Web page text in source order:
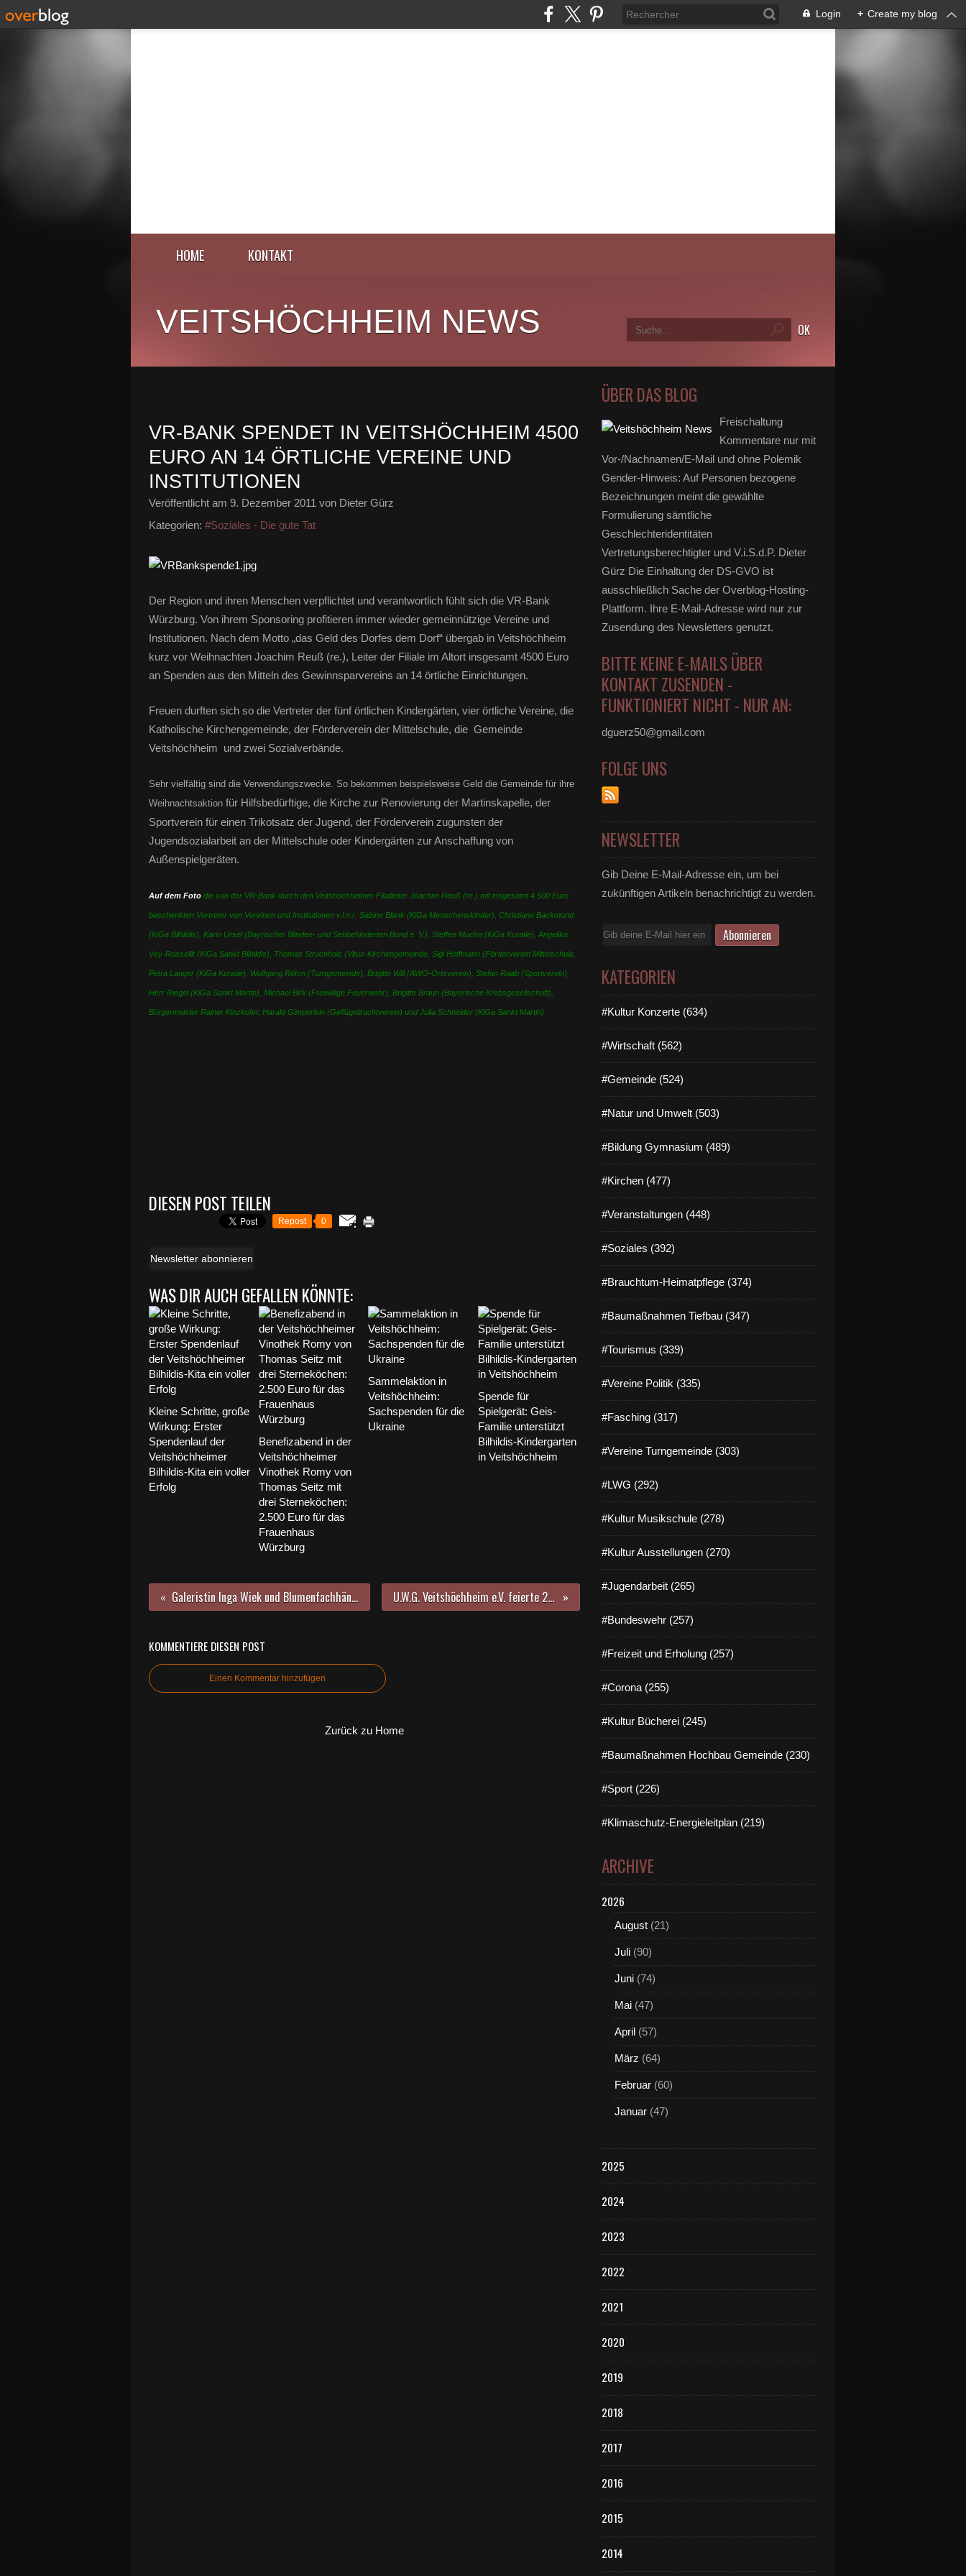
Login + Create my blog
HOME KONTAKT
VEITSHÖCHHEIM NEWS
VR-BANK SPENDET IN VEITSHÖCHHEIM 4500
EURO AN 14 ÖRTLICHE VEREINE UND
INSTITUTIONEN
Veröffentlicht am 9. Dezember 2011 von Dieter Gürz
Kategorien: #Soziales - Die gute Tat
Der Region und ihren Menschen verpflichtet und verantwortlich fühlt sich die VR-Bank
Würzburg. Von ihrem Sponsoring profitieren immer wieder gemeinnützige Vereine und
Institutionen. Nach dem Motto „das Geld des Dorfes dem Dorf“ übergab in Veitshöchheim
kurz vor Weihnachten Joachim Reuß (re.), Leiter der Filiale im Altort insgesamt 4500 Euro
an Spenden aus den Mitteln des Gewinnsparvereins an 14 örtliche Einrichtungen.
Freuen durften sich so die Vertreter der fünf örtlichen Kindergärten, vier örtliche Vereine, die
Katholische Kirchengemeinde, der Förderverein der Mittelschule, die Gemeinde
Veitshöchheim und zwei Sozialverbände.
Sehr vielfältig sind die Verwendungszwecke. So bekommen beispielsweise Geld die Gemeinde für ihre
Weihnachtsaktion für Hilfsbedürftige, die Kirche zur Renovierung der Martinskapelle, der
Sportverein für einen Trikotsatz der Jugend, der Förderverein zugunsten der
Jugendsozialarbeit an der Mittelschule oder Kindergärten zur Anschaffung von
Außenspielgeräten.
Auf dem Foto die von der VR-Bank durch den Veitshöchheimer Filialleiter Joachim Reuß (re.) mit insgesamt 4.500 Euro
beschenkten Vertreter von Vereinen und Institutionen v.l.n.r. Sabine Blank (KiGa Menschenskinder), Christiane Backmund
(KiGa Bilhildis), Karin Ursel (Bayrischer Blinden- und Sehbehinderten Bund e. V.), Steffen Mucha (KiGa Kuratie), Angelika
Vey-Rossellit (KiGa Sankt Bilhildis), Thomas Struchholz (Vitus-Kirchengemeinde, Sigi Hoffmann (Förderverein Mittelschule,
Petra Langer (KiGa Kuratie), Wolfgang Röhm (Turngemeinde), Brigitte Will (AWO-Ortsverein), Stefan Raab (Sportverein)
Herr Riegel (KiGa Sankt Martin), Michael Birk (Freiwillige Feuerwehr), Brigitte Braun (Bayerische Krebsgesellschaft),
Bürgermeister Rainer Kinzkofer, Harald Gimperlein (Geflügelzuchtverein) und Julia Schneider (KiGa Sankt Martin)
DIESEN POST TEILEN
Repost 0
Newsletter abonnieren
WAS DIR AUCH GEFALLEN KÖNNTE:
Kleine Schritte, große
Wirkung: Erster
Spendenlauf der
Veitshöchheimer
Bilhildis-Kita ein voller
Erfolg
Benefizabend in der
Veitshöchheimer
Vinothek Romy von
Thomas Seitz mit
drei Sterneköchen:
2.500 Euro für das
Frauenhaus
Würzburg
Sammelaktion in
Veitshöchheim:
Sachspenden für die
Ukraine
Spende für
Spielgerät: Geis-
Familie unterstützt
Bilhildis-Kindergarten
in Veitshöchheim
Galeristin Inga Wiek und Blumenfachhändlerin Andrea Schmelzeisen beschenkten Sozialstation U.W.G. Veitshöchheim e.V. feierte 25jähriges Bestehen mit Festabend im Ratskeller
KOMMENTIERE DIESEN POST
Einen Kommentar hinzufügen
Zurück zu Home
ÜBER DAS BLOG
Freischaltung
Kommentare nur mit
Vor-/Nachnamen/E-Mail und ohne Polemik
Gender-Hinweis: Auf Personen bezogene
Bezeichnungen meint die gewählte
Formulierung sämtliche
Geschlechteridentitäten
Vertretungsberechtigter und V.i.S.d.P. Dieter
Gürz Die Einhaltung der DS-GVO ist
ausschließlich Sache der Overblog-Hosting-
Plattform. Ihre E-Mail-Adresse wird nur zur
Zusendung des Newsletters genutzt.
BITTE KEINE E-MAILS ÜBER
KONTAKT ZUSENDEN -
FUNKTIONIERT NICHT - NUR AN:
dguerz50@gmail.com
FOLGE UNS
NEWSLETTER
Gib Deine E-Mail-Adresse ein, um bei
zukünftigen Artikeln benachrichtigt zu werden.
E-
KATEGORIEN
#Kultur Konzerte (634)
#Wirtschaft (562)
#Gemeinde (524)
#Natur und Umwelt (503)
#Bildung Gymnasium (489)
#Kirchen (477)
#Veranstaltungen (448)
#Soziales (392)
#Brauchtum-Heimatpflege (374)
#Baumaßnahmen Tiefbau (347)
#Tourismus (339)
#Vereine Politik (335)
#Fasching (317)
#Vereine Turngemeinde (303)
#LWG (292)
#Kultur Musikschule (278)
#Kultur Ausstellungen (270)
#Jugendarbeit (265)
#Bundeswehr (257)
#Freizeit und Erholung (257)
#Corona (255)
#Kultur Bücherei (245)
#Baumaßnahmen Hochbau Gemeinde (230)
#Sport (226)
#Klimaschutz-Energieleitplan (219)
ARCHIVE
2026
August (21)
Juli (90)
Juni (74)
Mai (47)
April (57)
März (64)
Februar (60)
Januar (47)
2025
2024
2023
2022
2021
2020
2019
2018
2017
2016
2015
2014